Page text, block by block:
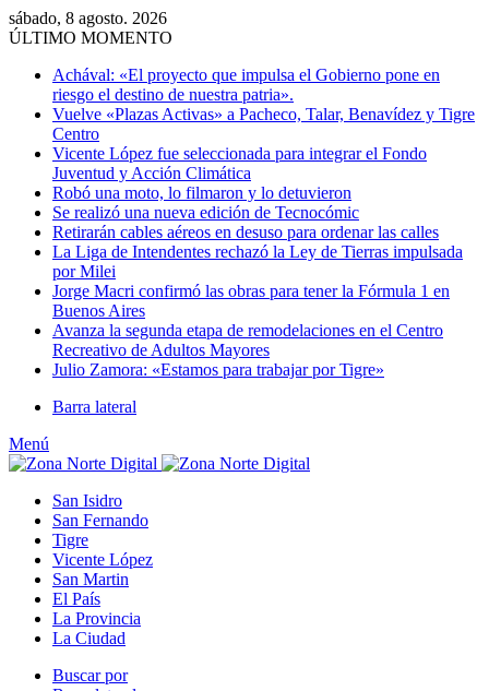
sábado, 8 agosto. 2026
ÚLTIMO MOMENTO
Achával: «El proyecto que impulsa el Gobierno pone en
riesgo el destino de nuestra patria».
Vuelve «Plazas Activas» a Pacheco, Talar, Benavídez y Tigre
Centro
Vicente López fue seleccionada para integrar el Fondo
Juventud y Acción Climática
Robó una moto, lo filmaron y lo detuvieron
Se realizó una nueva edición de Tecnocómic
Retirarán cables aéreos en desuso para ordenar las calles
La Liga de Intendentes rechazó la Ley de Tierras impulsada
por Milei
Jorge Macri confirmó las obras para tener la Fórmula 1 en
Buenos Aires
Avanza la segunda etapa de remodelaciones en el Centro
Recreativo de Adultos Mayores
Julio Zamora: «Estamos para trabajar por Tigre»
Barra lateral
Menú
San Isidro
San Fernando
Tigre
Vicente López
San Martin
El País
La Provincia
La Ciudad
Buscar por